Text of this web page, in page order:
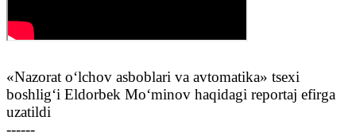
«Nazorat o‘lchov asboblari va avtomatika» tsexi
boshlig‘i Eldorbek Mo‘minov haqidagi reportaj efirga
uzatildi
------